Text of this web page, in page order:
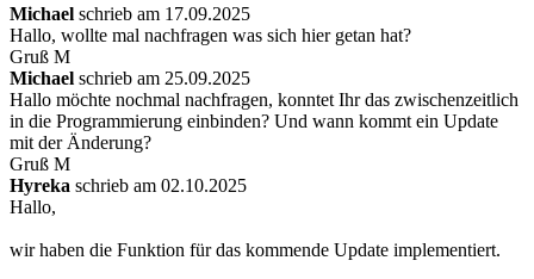
Michael schrieb am 17.09.2025
Hallo, wollte mal nachfragen was sich hier getan hat?
Gruß M
Michael schrieb am 25.09.2025
Hallo möchte nochmal nachfragen, konntet Ihr das zwischenzeitlich
in die Programmierung einbinden? Und wann kommt ein Update
mit der Änderung?
Gruß M
Hyreka schrieb am 02.10.2025
Hallo,
wir haben die Funktion für das kommende Update implementiert.